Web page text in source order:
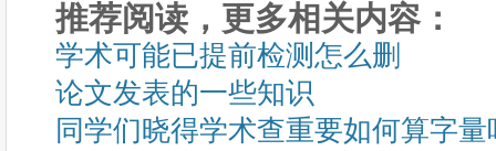
推荐阅读，更多相关内容：
学术可能已提前检测怎么删
论文发表的一些知识
同学们晓得学术查重要如何算字量